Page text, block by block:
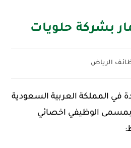
بشركة حلويات
الرياض
في المملكة العربية السعودية
الوظيفي اخصائي